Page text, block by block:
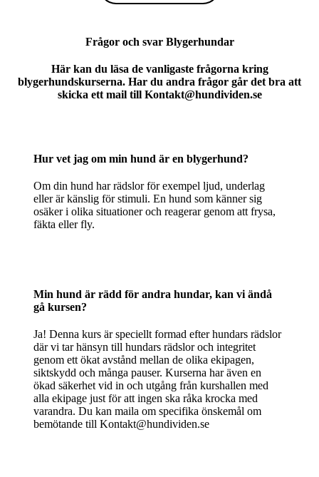
Frågor och svar Blygerhundar
Här kan du läsa de vanligaste frågorna kring
blygerhundskurserna. Har du andra frågor går det bra att
skicka ett mail till Kontakt@hundividen.se
Hur vet jag om min hund är en blygerhund?
Om din hund har rädslor för exempel ljud, underlag
eller är känslig för stimuli. En hund som känner sig
osäker i olika situationer och reagerar genom att frysa,
fäkta eller fly.
Min hund är rädd för andra hundar, kan vi ändå
gå kursen?
Ja! Denna kurs är speciellt formad efter hundars rädslor
där vi tar hänsyn till hundars rädslor och integritet
genom ett ökat avstånd mellan de olika ekipagen,
siktskydd och många pauser. Kurserna har även en
ökad säkerhet vid in och utgång från kurshallen med
alla ekipage just för att ingen ska råka krocka med
varandra. Du kan maila om specifika önskemål om
bemötande till Kontakt@hundividen.se